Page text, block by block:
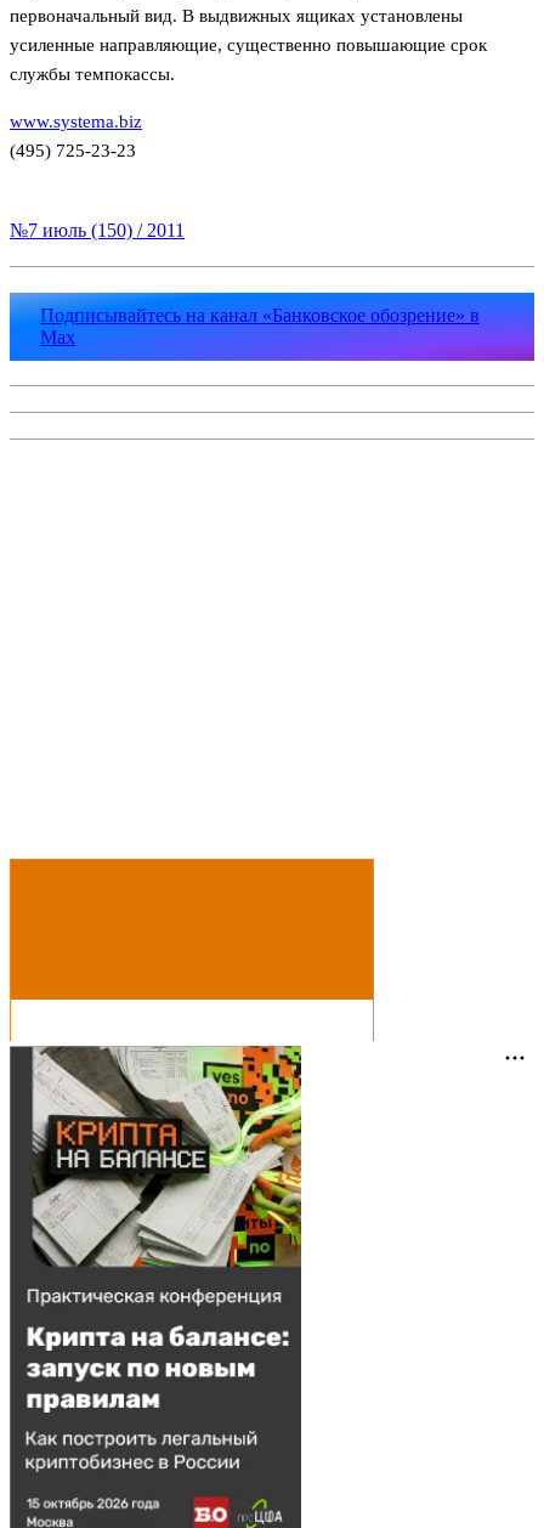
первоначальный вид. В выдвижных ящиках установлены
усиленные направляющие, существенно повышающие срок
службы темпокассы.
www.systema.biz
(495) 725-23-23
№7 июль (150) / 2011
Подписывайтесь на канал «Банковское обозрение» в
Max